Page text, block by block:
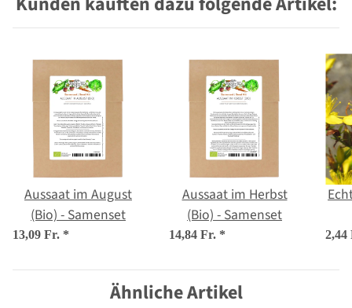
Aussaat im August
(Bio) - Samenset
13,09 Fr. *
Aussaat im Herbst
(Bio) - Samenset
14,84 Fr. *
Ähnliche Artikel